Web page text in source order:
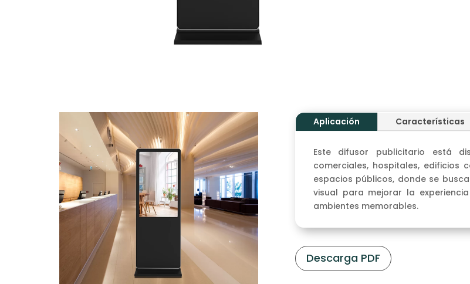
Aplicación Características
Este difusor publicitario está
comerciales, hospitales, edificios
espacios públicos, donde se
visual para mejorar la
ambientes memorables.
Descarga PDF